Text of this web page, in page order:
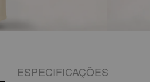
ESPECIFICAÇÕES